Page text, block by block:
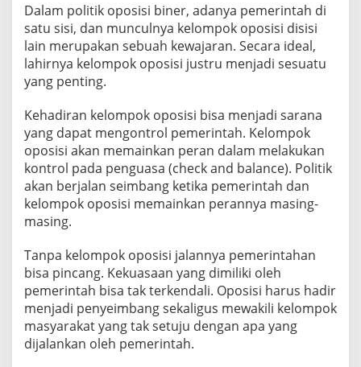
Dalam politik oposisi biner, adanya pemerintah di
satu sisi, dan munculnya kelompok oposisi disisi
lain merupakan sebuah kewajaran. Secara ideal,
lahirnya kelompok oposisi justru menjadi sesuatu
yang penting.
Kehadiran kelompok oposisi bisa menjadi sarana
yang dapat mengontrol pemerintah. Kelompok
oposisi akan memainkan peran dalam melakukan
kontrol pada penguasa (check and balance). Politik
akan berjalan seimbang ketika pemerintah dan
kelompok oposisi memainkan perannya masing-
masing.
Tanpa kelompok oposisi jalannya pemerintahan
bisa pincang. Kekuasaan yang dimiliki oleh
pemerintah bisa tak terkendali. Oposisi harus hadir
menjadi penyeimbang sekaligus mewakili kelompok
masyarakat yang tak setuju dengan apa yang
dijalankan oleh pemerintah.